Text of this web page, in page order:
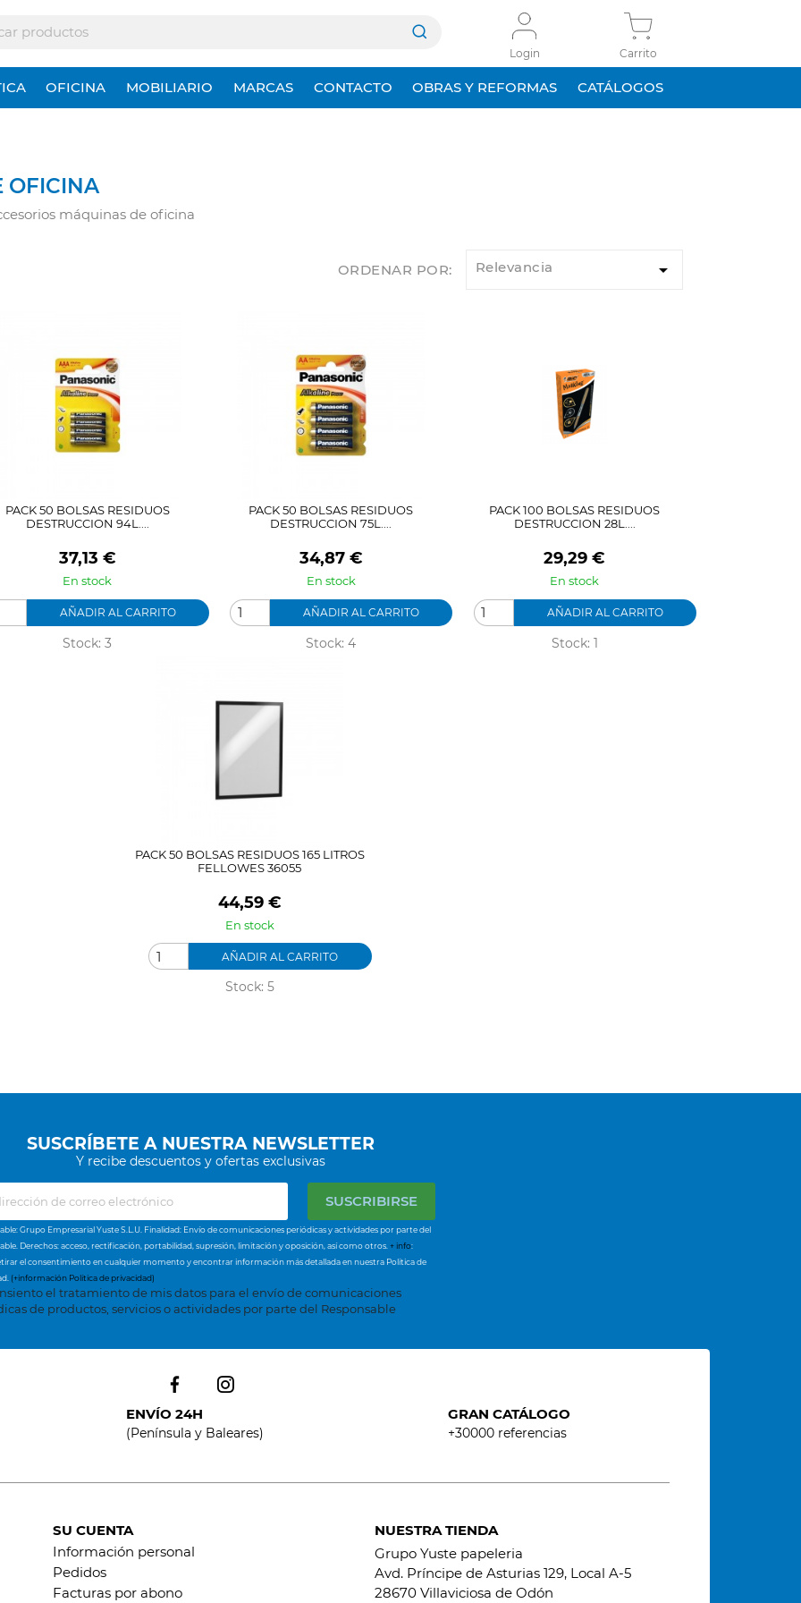
Login Carrito
OFICINA MOBILIARIO MARCAS CONTACTO OBRAS Y REFORMAS CATÁLOGOS
OFICINA
máquinas de oficina
ORDENAR POR: Relevancia 
PACK 50 BOLSAS RESIDUOS
DESTRUCCION 94L....
Precio
37,13 €
En stock
AÑADIR AL CARRITO
Stock: 3
PACK 50 BOLSAS RESIDUOS
DESTRUCCION 75L....
Precio
34,87 €
En stock
AÑADIR AL CARRITO
Stock: 4
PACK 100 BOLSAS RESIDUOS
DESTRUCCION 28L....
Precio
29,29 €
En stock
AÑADIR AL CARRITO
Stock: 1
PACK 50 BOLSAS RESIDUOS 165 LITROS
FELLOWES 36055
Precio
44,59 €
En stock
AÑADIR AL CARRITO
Stock: 5
SUSCRÍBETE A NUESTRA NEWSLETTER
Y recibe descuentos y ofertas exclusivas
Grupo Empresarial Yuste S.L.U. Finalidad: Envío de comunicaciones periódicas y actividades por parte del
Derechos: acceso, rectificación, portabilidad, supresión, limitación y oposición, así como otros.+ info:
el consentimiento en cualquier momento y encontrar información más detallada en nuestra Política de
(+información Política de privacidad)
el tratamiento de mis datos para el envío de comunicaciones
de productos, servicios o actividades por parte del Responsable
ENVÍO 24H
(Península y Baleares)
GRAN CATÁLOGO
+30000 referencias
SU CUENTA
Información personal
Pedidos
Facturas por abono
NUESTRA TIENDA
Grupo Yuste papeleria
Avd. Príncipe de Asturias 129, Local A-5
28670 Villaviciosa de Odón